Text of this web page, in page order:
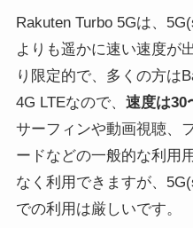
Rakuten Turbo 5Gは、
よりも遥かに速い速度が
り限定的で、多くの方は
4G LTEなので、 速度は30
サーフィンや動画視聴、
ードなどの一般的な利用
なく利用できますが、
での利用は厳しいです。